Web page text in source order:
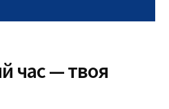
час — твоя